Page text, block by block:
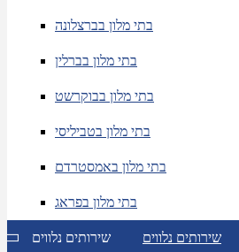
בתי מלון בברצלונה
בתי מלון בברלין
בתי מלון בבוקרשט
בתי מלון בטביליסי
בתי מלון באמסטרדם
בתי מלון בפראג
שירותים נלווים שירותים נלווים